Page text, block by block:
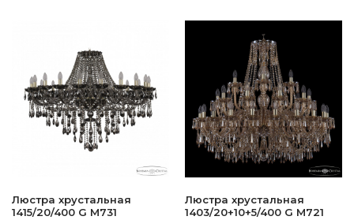
Люстра хрустальная
1415/20/400 G M731
Люстра хрустальная
1403/20+10+5/400 G M721